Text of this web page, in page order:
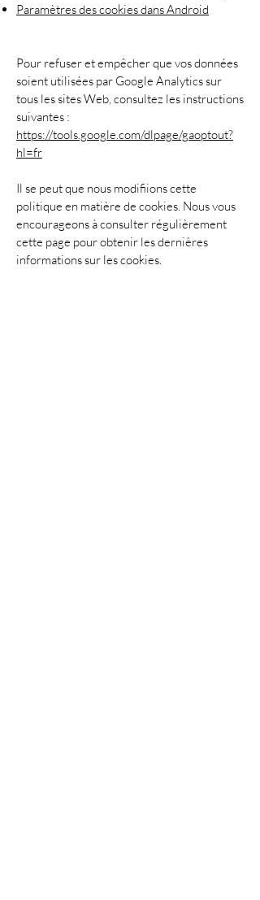
Paramètres des cookies dans Android
Pour refuser et empêcher que vos données
soient utilisées par Google Analytics sur
tous les sites Web, consultez les instructions
suivantes :
https://tools.google.com/dlpage/gaoptout?
hl=fr
Il se peut que nous modifiions cette
politique en matière de cookies. Nous vous
encourageons à consulter régulièrement
cette page pour obtenir les dernières
informations sur les cookies.